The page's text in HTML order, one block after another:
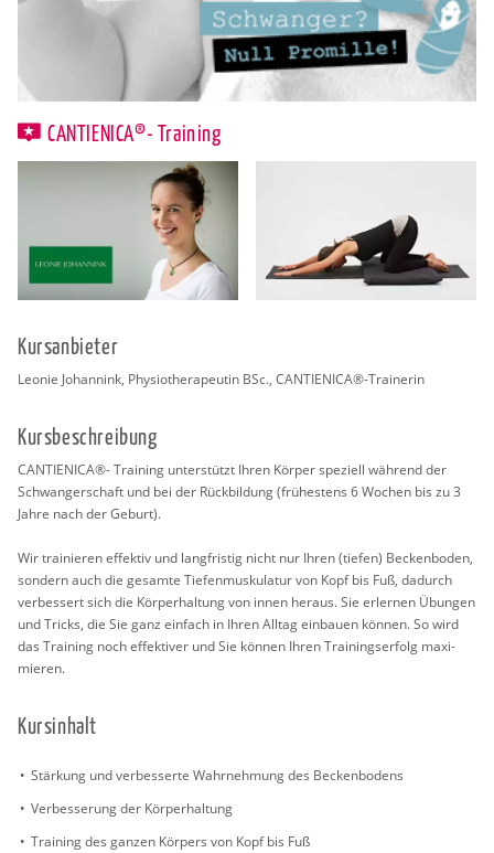
CANTIENICA®- Training
Kurs­an­bie­ter
Leo­nie Jo­hann­ink, Phy­sio­the­ra­peu­tin BSc., CAN­TI­ENI­CA®-Trai­ne­rin
Kurs­be­schrei­bung
CAN­TI­ENI­CA®- Trai­ning un­ter­stützt Ihren Kör­per spe­zi­ell wäh­rend der
Schwan­ger­schaft und bei der Rück­bil­dung (frü­hes­tens 6 Wo­chen bis zu 3
Jahre nach der Ge­burt).
Wir trai­nie­ren ef­fek­tiv und lang­fris­tig nicht nur Ihren (tie­fen) Be­cken­bo­den,
son­dern auch die ge­sam­te Tie­fen­mus­ku­la­tur von Kopf bis Fuß, da­durch
ver­bes­sert sich die Kör­per­hal­tung von innen her­aus. Sie er­ler­nen Übun­gen
und Tricks, die Sie ganz ein­fach in Ihren All­tag ein­bau­en kön­nen. So wird
das Trai­ning noch ef­fek­ti­ver und Sie kön­nen Ihren Trai­nings­er­folg ma­xi­
mie­ren.
Kurs­in­halt
Stär­kung und ver­bes­ser­te Wahr­neh­mung des Be­cken­bo­dens
Ver­bes­se­rung der Kör­per­hal­tung
Trai­ning des gan­zen Kör­pers von Kopf bis Fuß